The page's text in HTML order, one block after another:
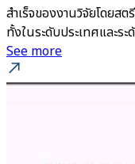
สำเร็จของงานวิจัยโดยส
ทั้งในระดับประเทศและระ
See more